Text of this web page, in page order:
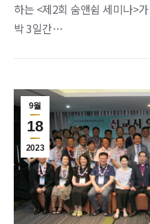
하는 <제2회 숨앤쉼 세미나>
박 3일간…
9월
18
2023